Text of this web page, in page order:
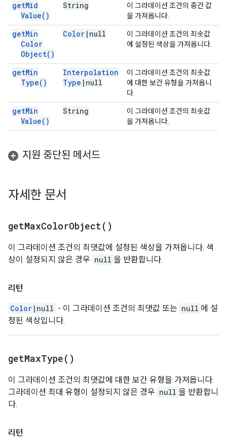
getMid
Value( )
String
이 그라데이션 조건의 중간 값
을 가져옵니다.
getMin
Color
Object( )
Color | null
이 그라데이션 조건의 최솟값
에 설정된 색상을 가져옵니다.
getMin
Type( )
Interpolation
Type | null
이 그라데이션 조건의 최솟값
에 대한 보간 유형을 가져옵니
다.
getMin
Value( )
String
이 그라데이션 조건의 최솟값
을 가져옵니다.
지원 중단된 메서드
자세한 문서
getMaxColorObject( )
이 그라데이션 조건의 최댓값에 설정된 색상을 가져옵니다. 색
상이 설정되지 않은 경우 null 을 반환합니다.
리턴
Color |null - 이 그라데이션 조건의 최댓값 또는 null 에 설
정된 색상입니다.
getMaxType( )
이 그라데이션 조건의 최댓값에 대한 보간 유형을 가져옵니다.
그라데이션 최대 유형이 설정되지 않은 경우 null 을 반환합니
다.
리턴